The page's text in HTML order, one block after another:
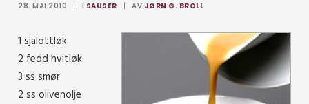
Lenker
Om vin
Om meg
28. MAI 2010 | I SAUSER | AV JØRN G. BROLL
1 sjalottløk
2 fedd hvitløk
3 ss smør
2 ss olivenolje